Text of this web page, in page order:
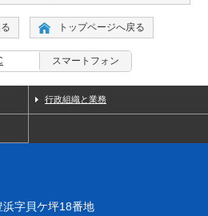
トップページへ戻る
スマートフォン
行政組織と業務
字貝ケ坪18番地